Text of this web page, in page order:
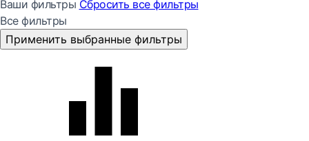
Ваши фильтры Сбросить все фильтры
Все фильтры
Применить выбранные фильтры